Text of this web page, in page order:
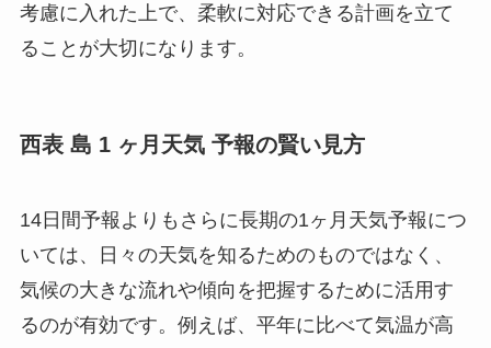
考慮に入れた上で、柔軟に対応できる計画を立て
ることが大切になります。
西表 島 1 ヶ月天気 予報の賢い見方
14日間予報よりもさらに長期の1ヶ月天気予報につ
いては、日々の天気を知るためのものではなく、
気候の大きな流れや傾向を把握するために活用す
るのが有効です。例えば、平年に比べて気温が高